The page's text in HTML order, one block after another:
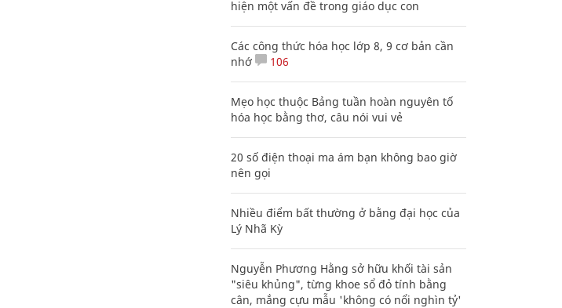
hiện một vấn đề trong giáo dục con
Các công thức hóa học lớp 8, 9 cơ bản cần
nhớ
106
Mẹo học thuộc Bảng tuần hoàn nguyên tố
hóa học bằng thơ, câu nói vui vẻ
20 số điện thoại ma ám bạn không bao giờ
nên gọi
Nhiều điểm bất thường ở bằng đại học của
Lý Nhã Kỳ
Nguyễn Phương Hằng sở hữu khối tài sản
"siêu khủng", từng khoe sổ đỏ tính bằng
cân, mắng cựu mẫu 'không có nổi nghìn tỷ'